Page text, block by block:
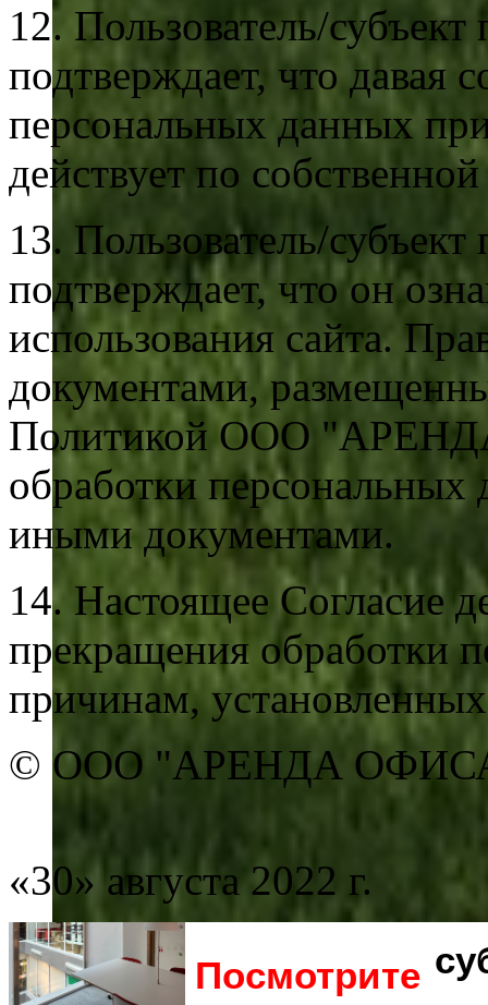
12. Пользователь/
подтверждает, что давая
персональных данных
действует по
13. Пользователь/
подтверждает, что он
использования сайта.
документами,
Политикой ООО
обработки
иными документами.
14. Настоящее Согласие
прекращения обработки
причинам,
© ООО "АРЕНДА
«30» августа 2022 г.
Посмотрите